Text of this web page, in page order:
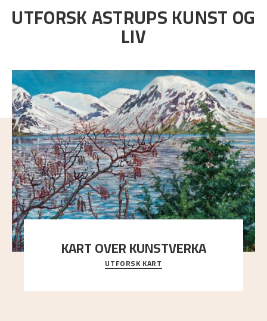
UTFORSK ASTRUPS KUNST OG
LIV
KART OVER KUNSTVERKA
Utforsk stedene og utsiktene i Astrups malerier
UTFORSK KART